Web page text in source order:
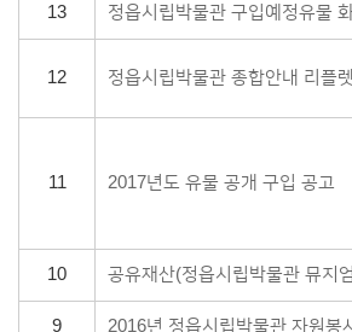
13 정읍시립박물관 구입예정유물
12 정읍시립박물관 종합안내 리플렛
11 2017년도 유물 공개 구입 공고
10 공유재산(정읍시립박물관 뮤지
9 2016년 정읍시립박물관 자원봉